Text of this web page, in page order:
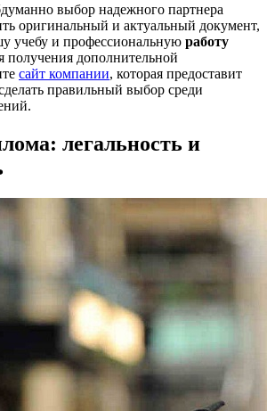
выбор надежного партнера
оригинальный и актуальный документ,
учебу и профессиональную работу
получения дополнительной
сайт компании, которая предоставит
правильный выбор среди
легальность и